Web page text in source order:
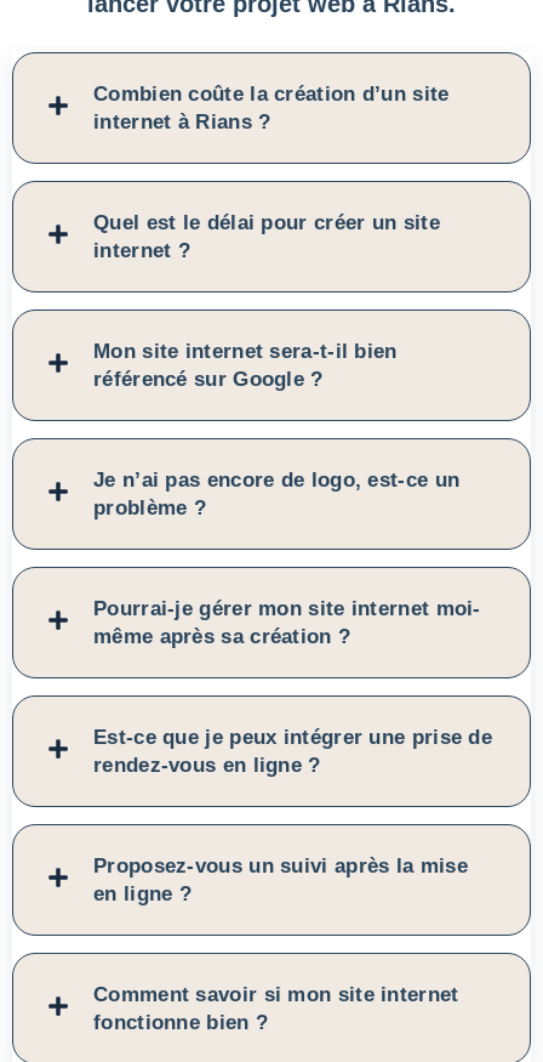
Combien coûte la création d’un site
internet à Rians ?
Quel est le délai pour créer un site
internet ?
Mon site internet sera-t-il bien
référencé sur Google ?
Je n’ai pas encore de logo, est-ce un
problème ?
Pourrai-je gérer mon site internet moi-
même après sa création ?
Est-ce que je peux intégrer une prise de
rendez-vous en ligne ?
Proposez-vous un suivi après la mise
en ligne ?
Comment savoir si mon site internet
fonctionne bien ?